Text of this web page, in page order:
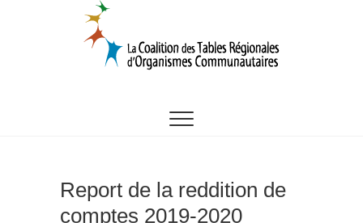
Report de la reddition de
comptes 2019-2020